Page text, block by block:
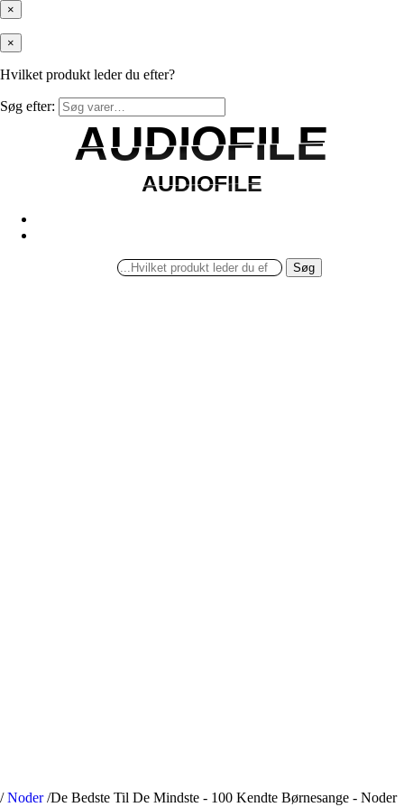
×
×
Hvilket produkt leder du efter?
Søg efter:
AUDIOFILE
AUDIOFILE
AUDIOFILE
AUDIOFILE
Søg
/ Noder /De Bedste Til De Mindste - 100 Kendte Børnesange - Noder